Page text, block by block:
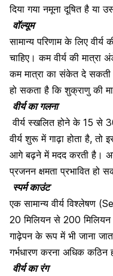
दिया गया नमूना दूषित है
वॉल्यूम
सामान्य परिणाम के लिए वीर्य
चाहिए। कम वीर्य की
कम मात्रा का संकेत दे सकती
हो सकता है कि शुक्राणु की
वीर्य का गलना
वीर्य स्खलित होने के 15 से
वीर्य शुरू में गाढ़ा होता है, तो
आगे बढ़ने में मदद करती है।
प्रजनन क्षमता प्रभावित हो
स्पर्म काउंट
एक सामान्य वीर्य विश्लेषण
20 मिलियन से 200
गाढ़ेपन के रूप में भी जाना
गर्भधारण करना अधिक कठिन
वीर्य का रंग